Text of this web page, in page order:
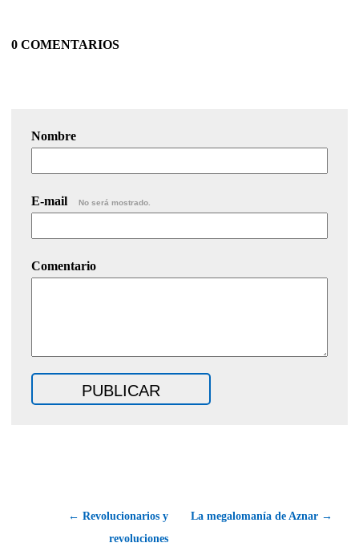
0 COMENTARIOS
Nombre
E-mail No será mostrado.
Comentario
← Revolucionarios y
revoluciones
La megalomanía de Aznar →